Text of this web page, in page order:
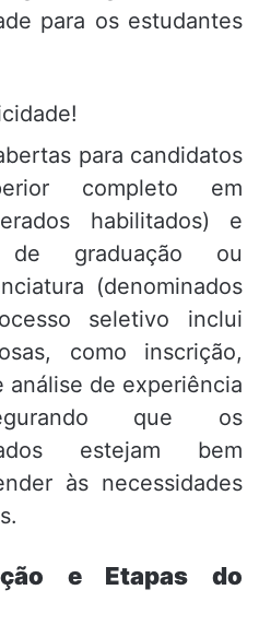
para os estudantes
para candidatos
completo em
habilitados) e
de graduação ou
(denominados
seletivo inclui
como inscrição,
análise de experiência
que os
estejam bem
às necessidades
e Etapas do